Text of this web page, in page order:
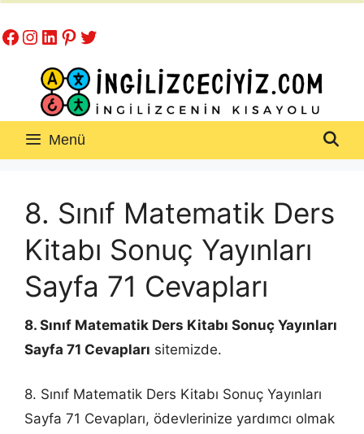
atla
Facebook
Instagram
LinkedIn
Pinterest
Twitter
Menü
8. Sınıf Matematik Ders
Kitabı Sonuç Yayınları
Sayfa 71 Cevapları
8. Sınıf Matematik Ders Kitabı Sonuç Yayınları
Sayfa 71 Cevapları sitemizde.
8. Sınıf Matematik Ders Kitabı Sonuç Yayınları
Sayfa 71 Cevapları, ödevlerinize yardımcı olmak